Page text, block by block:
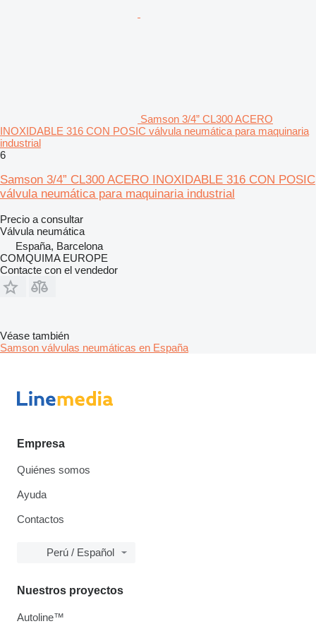
Samson 3/4” CL300 ACERO
INOXIDABLE 316 CON POSIC válvula neumática para maquinaria
industrial
6
Samson 3/4” CL300 ACERO INOXIDABLE 316 CON POSIC
válvula neumática para maquinaria industrial
Precio a consultar
Válvula neumática
España, Barcelona
COMQUIMA EUROPE
Contacte con el vendedor
Véase también
Samson válvulas neumáticas en España
Empresa
Quiénes somos
Ayuda
Contactos
Perú / Español
Nuestros proyectos
Autoline™